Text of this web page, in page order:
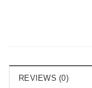
REVIEWS (0)